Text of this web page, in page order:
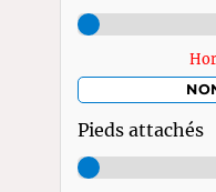
Pieds attachés